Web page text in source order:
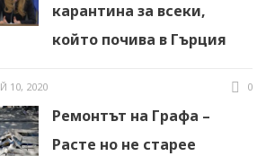
карантина за всеки,
който почива в Гърция
10, 2020 0
Ремонтът на Графа –
Расте но не старее